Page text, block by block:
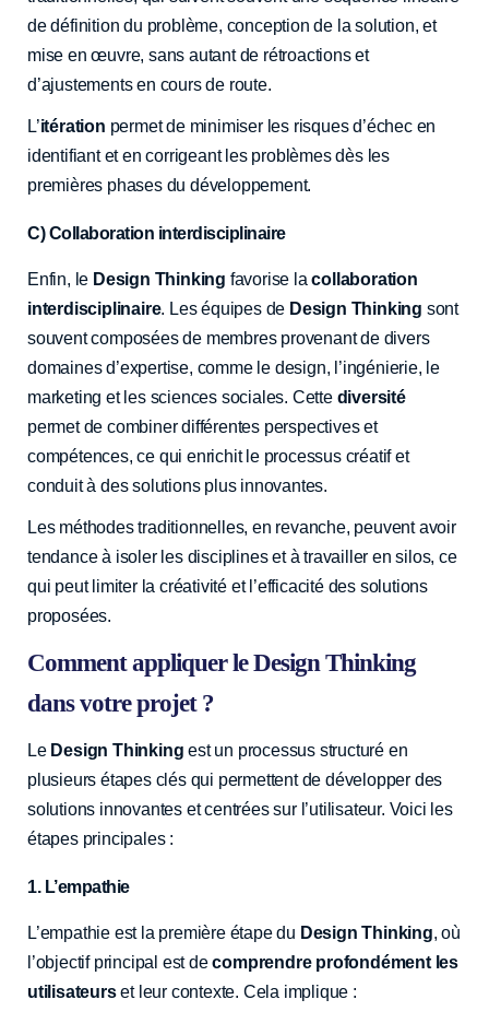
de définition du problème, conception de la solution, et
mise en œuvre, sans autant de rétroactions et
d’ajustements en cours de route.
L’itération permet de minimiser les risques d’échec en
identifiant et en corrigeant les problèmes dès les
premières phases du développement.
C) Collaboration interdisciplinaire
Enfin, le Design Thinking favorise lacollaboration
interdisciplinaire. Les équipes de Design Thinking sont
souvent composées de membres provenant de divers
domaines d’expertise, comme le design, l’ingénierie, le
marketing et les sciences sociales. Cette diversité
permet de combiner différentes perspectives et
compétences, ce qui enrichit le processus créatif et
conduit à des solutions plus innovantes.
Les méthodes traditionnelles, en revanche, peuvent avoir
tendance à isoler les disciplines et à travailler en silos, ce
qui peut limiter la créativité et l’efficacité des solutions
proposées.
Comment appliquer le Design Thinking
dans votre projet ?
Le Design Thinking est un processus structuré en
plusieurs étapes clés qui permettent de développer des
solutions innovantes et centrées sur l’utilisateur. Voici les
étapes principales :
1. L’empathie
L’empathie est la première étape du Design Thinking, où
l’objectif principal est decomprendre profondément les
utilisateurset leur contexte. Cela implique :